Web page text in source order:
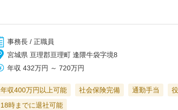
事務長 / 正職員
宮城県 亘理郡亘理町 逢隈牛袋字境8
年収 432万円 ～720万円
年収400万円以上可能 社会保険完備 通勤手当
18時までに退社可能